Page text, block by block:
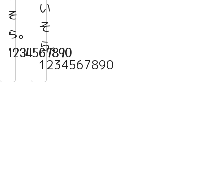
そ
ら。
1234567890
い
そ
ら。
1234567890